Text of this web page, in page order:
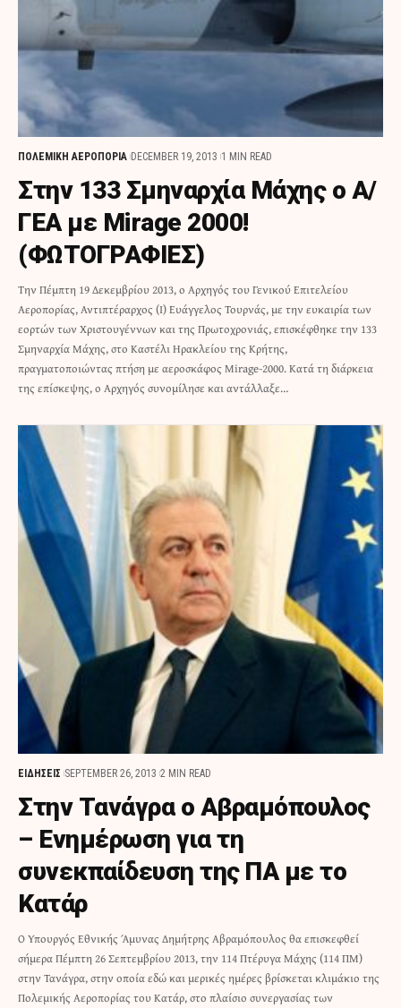
ΠΟΛΕΜΙΚΗ ΑΕΡΟΠΟΡΙΑ DECEMBER 19, 2013 1 MIN READ
Στην 133 Σμηναρχία Μάχης ο Α/
ΓΕΑ με Mirage 2000!
(ΦΩΤΟΓΡΑΦΙΕΣ)
Την Πέμπτη 19 Δεκεμβρίου 2013, ο Αρχηγός του Γενικού Επιτελείου
Αεροπορίας, Αντιπτέραρχος (Ι) Ευάγγελος Τουρνάς, με την ευκαιρία των
εορτών των Χριστουγέννων και της Πρωτοχρονιάς, επισκέφθηκε την 133
Σμηναρχία Μάχης, στο Καστέλι Ηρακλείου της Κρήτης,
πραγματοποιώντας πτήση με αεροσκάφος Mirage-2000. Κατά τη διάρκεια
της επίσκεψης, ο Αρχηγός συνομίλησε και αντάλλαξε…
ΕΙΔΗΣΕΙΣ SEPTEMBER 26, 2013 2 MIN READ
Στην Τανάγρα ο Αβραμόπουλος
– Ενημέρωση για τη
συνεκπαίδευση της ΠΑ με το
Κατάρ
O Υπουργός Εθνικής Άμυνας Δημήτρης Αβραμόπουλος θα επισκεφθεί
σήμερα Πέμπτη 26 Σεπτεμβρίου 2013, την 114 Πτέρυγα Μάχης (114 ΠΜ)
στην Τανάγρα, στην οποία εδώ και μερικές ημέρες βρίσκεται κλιμάκιο της
Πολεμικής Αεροπορίας του Κατάρ, στο πλαίσιο συνεργασίας των